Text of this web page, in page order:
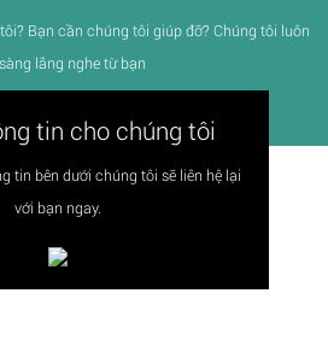
Bạn cần chúng tôi giúp đỡ? Chúng tôi luôn
lắng nghe từ bạn
tin cho chúng tôi
tin bên dưới chúng tôi sẽ liên hệ lại
với bạn ngay.